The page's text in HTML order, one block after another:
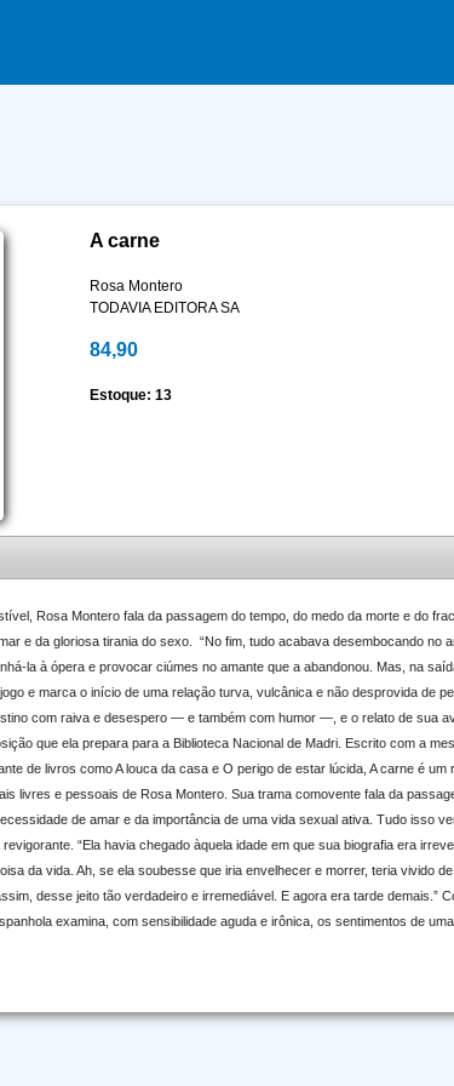
A carne
Rosa Montero
TODAVIA EDITORA SA
84,90
Estoque: 13
Rosa Montero fala da passagem do tempo, do medo da morte e do
e da gloriosa tirania do sexo. “No fim, tudo acabava desembocando no
la à ópera e provocar ciúmes no amante que a abandonou. Mas, na
e marca o início de uma relação turva, vulcânica e não desprovida de
com raiva e desespero — e também com humor —, e o relato de sua
que ela prepara para a Biblioteca Nacional de Madri. Escrito com a
de livros como A louca da casa e O perigo de estar lúcida, A carne é um
livres e pessoais de Rosa Montero. Sua trama comovente fala da
de amar e da importância de uma vida sexual ativa. Tudo isso
“Ela havia chegado àquela idade em que sua biografia era
da vida. Ah, se ela soubesse que iria envelhecer e morrer, teria vivido
desse jeito tão verdadeiro e irremediável. E agora era tarde demais.”
examina, com sensibilidade aguda e irônica, os sentimentos de